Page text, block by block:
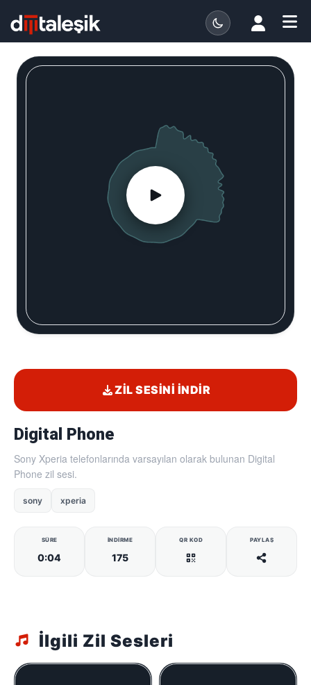
Digital Phone
Sony Xperia telefonlarında varsayılan olarak bulunan Digital
Phone zil sesi.
sony xperia
SÜRE
0:04
İNDIRME
175
QR KOD PAYLAŞ
ZIL SESINI İNDIR
İlgili Zil Sesleri